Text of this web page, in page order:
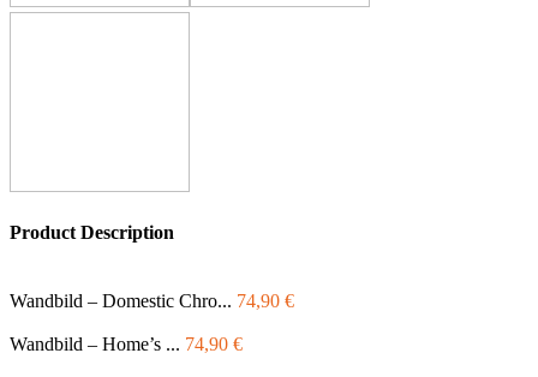
Product Description
Wandbild – Domestic Chro... 74,90 €
Wandbild – Home’s ... 74,90 €